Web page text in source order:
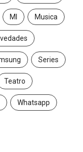
MI Musica
Series
Teatro
Whatsapp